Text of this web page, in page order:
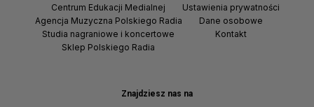
Znajdziesz nas na
Centrum Edukacji Medialnej
Agencja Muzyczna Polskiego Radia
Studia nagraniowe i koncertowe
Sklep Polskiego Radia
Ustawienia prywatności
Dane osobowe
Kontakt